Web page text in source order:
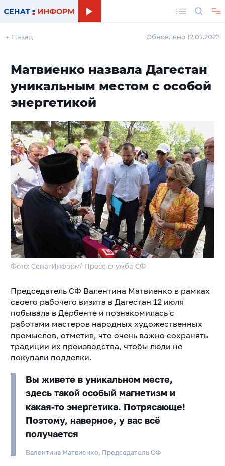
← Назад Обновлено 12.07.2022
Матвиенко назвала Дагестан
уникальным местом с особой
энергетикой
Фото: СенатИнформ/ Пресс-служба СФ
Председатель СФ Валентина Матвиенко в рамках
своего рабочего визита в Дагестан 12 июля
побывала в Дербенте и познакомилась с
работами мастеров народных художественных
промыслов, отметив, что очень важно сохранять
традиции их производства, чтобы люди не
покупали подделки.
Вы живете в уникальном месте,
здесь такой особый магнетизм и
какая-то энергетика. Потрясающе!
Поэтому, наверное, у вас всё
получается
Валентина Матвиенко, Председатель СФ